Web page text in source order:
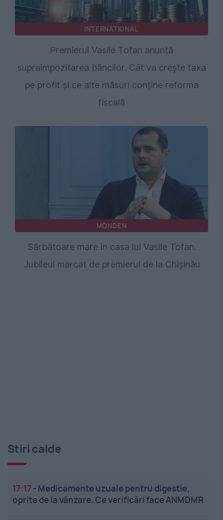
INTERNATIONAL
Premierul Vasile Tofan anunță
supraimpozitarea băncilor. Cât va crește taxa
pe profit și ce alte măsuri conține reforma
fiscală
MONDEN
Sărbătoare mare în casa lui Vasile Tofan.
Jubileul marcat de premierul de la Chişinău
Stiri calde
17:17 - Medicamente uzuale pentru digestie,
oprite de la vânzare. Ce verificări face ANMDMR